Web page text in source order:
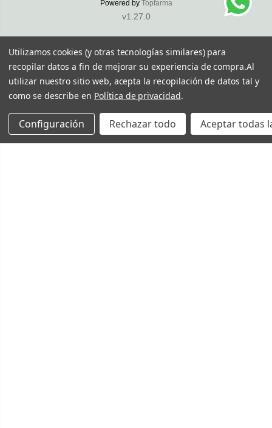
Powered by Topfarma
v1.27.0
Utilizamos cookies (y otras tecnologías similares) para
recopilar datos a fin de mejorar su experiencia de compra.Al
utilizar nuestro sitio web, acepta la recopilación de datos tal y
como se describe en Política de privacidad.
Configuración Rechazar todo Aceptar todas